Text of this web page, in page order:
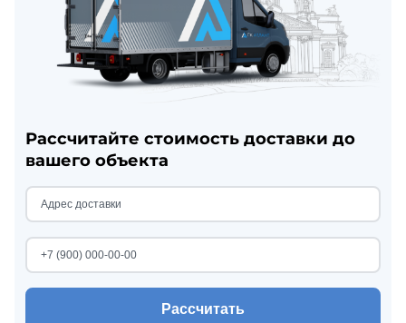
Рассчитайте стоимость доставки до
вашего объекта
Рассчитать